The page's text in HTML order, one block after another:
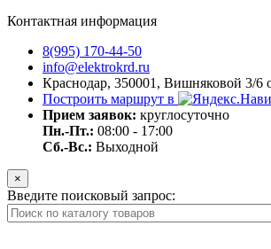
Контактная информация
8(995) 170-44-50
info@elektrokrd.ru
Краснодар, 350001, Вишняковой 3/6
Построить маршрут в
Прием заявок: круглосуточно
Пн.-Пт.: 08:00 - 17:00
Сб.-Вс.: Выходной
×
Введите поисковый запрос: